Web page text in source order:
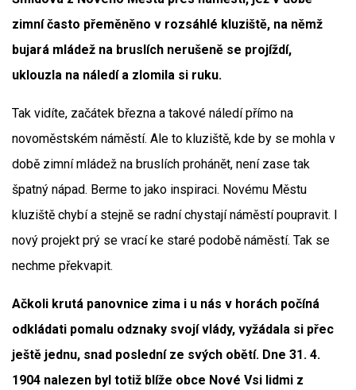
zimní často přeměněno v rozsáhlé kluziště, na němž
bujará mládež na bruslích nerušeně se projíždí,
uklouzla na náledí a zlomila si ruku.
Tak vidíte, začátek března a takové náledí přímo na
novoměstském náměstí. Ale to kluziště, kde by se mohla v
době zimní mládež na bruslích prohánět, není zase tak
špatný nápad. Berme to jako inspiraci. Novému Městu
kluziště chybí a stejně se radní chystají náměstí poupravit. I
nový projekt prý se vrací ke staré podobě náměstí. Tak se
nechme překvapit.
Ačkoli krutá panovnice zima i u nás v horách počíná
odkládati pomalu odznaky svojí vlády, vyžádala si přec
ještě jednu, snad poslední ze svých obětí. Dne 31. 4.
1904 nalezen byl totiž blíže obce Nové Vsi lidmi z